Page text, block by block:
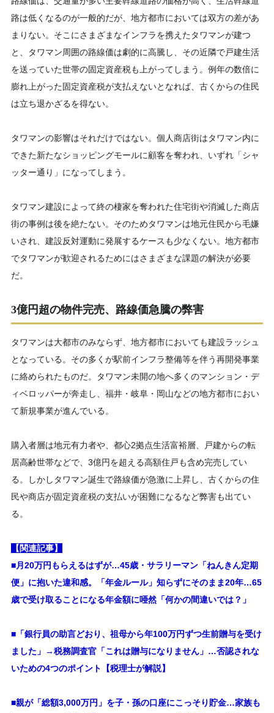
路は低くなるのが一般的だが、地方都市においては双方の差があ
まりない。そこにさまざまなインフラを携えたタワマンが建つ
と、タワマン周囲の路線価は劇的に高騰し、その近隣で戸建生活
を送っていた世帯の固定資産税も上がってしまう。例年の数倍に
膨れ上がった固定資産税が支払えないとなれば、古くからの住民
は立ち退かざるを得ない。
タワマンの影響はそれだけではない。個人商店街はタワマン内に
できた新たなショッピングモールに顧客を奪われ、いずれ「シャ
ッター通り」になってしまう。
タワマン建設によって終の棲家を奪われた住宅街や消滅した商店
街の事例は後を絶たない。そのためタワマンは地元住民から毛嫌
いされ、建設反対運動に発展するケースも少なくない。地方都市
でタワマンが歓迎されるためにはさまざまな課題の解決が必要
だ。
3億円超の物件完売、路線価急騰の弊害
タワマンは大都市のみならず、地方都市においても建設ラッシュ
となっている。その多くが駅前インフラ整備等を伴う再開発事業
に絡められたものだ。タワマン未開の地へ多くのマンション・デ
ィベロッパーが奔走し、福井・岐阜・岡山などの地方都市におい
て新規事業が進んでいる。
購入者層は地元有力者や、都心2拠点生活富裕層、戸建からの転
居高齢世帯などで、3億円を超える高額住戸も含め完売してい
る。しかしタワマン誕生で路線価が急激に上昇し、古くからの住
民や商店が固定資産税の支払いが困難になるなど弊害も出てい
る。
【関連記事】
■月20万円もらえるはずが…45歳・サラリーマン「ねんきん定期
便」に抱いた違和感。「年金ルール」知らずにそのまま20年…65
歳で受け取ることになる年金額に唖然「何かの間違いでは？」
■ 「銀行員の助言どおり、祖母から年100万円ずつ生前贈与を受け
ました」→税務調査官「これは贈与になりません」…否認されな
いための4つのポイント【税理士が解説】
■親が「総額3,000万円」を子・孫の口座にこっそり貯金…家族も